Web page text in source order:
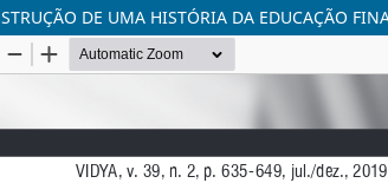
DE UMA HISTÓRIA DA EDUCAÇÃO